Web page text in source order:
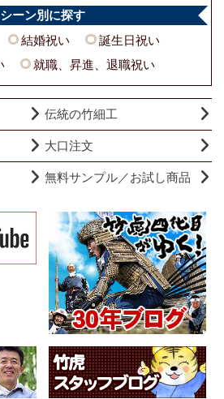
シーン別に探す
結婚祝い
誕生日祝い
就職、昇進、退職祝い
伝統の竹細工
大口注文
無料サンプル／お試し商品